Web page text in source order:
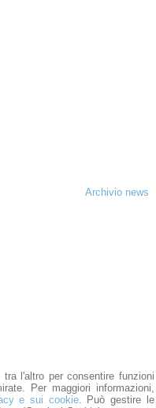
l'altro per consentire funzioni
Per maggiori informazioni,
e sui cookie. Può gestire le
Archivio news
Napoli (Na)